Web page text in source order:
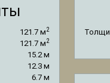
121.7 м2
121.7 м2
15.2 м
12.3 м
6.7 м